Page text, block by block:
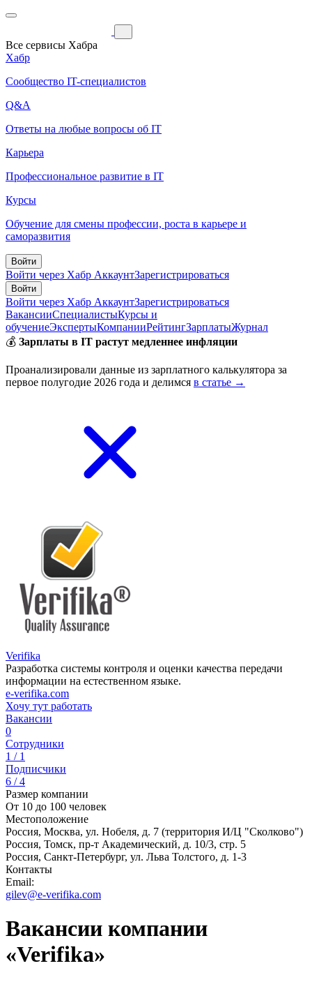
Все сервисы Хабра
Хабр
Сообщество IT-специалистов
Q&A
Ответы на любые вопросы об IT
Карьера
Профессиональное развитие в IT
Курсы
Обучение для смены профессии, роста в карьере и
саморазвития
Войти
Войти через Хабр АккаунтЗарегистрироваться
Войти
Войти через Хабр АккаунтЗарегистрироваться
ВакансииСпециалистыКурсы и
обучениеЭкспертыКомпанииРейтингЗарплатыЖурнал
💰 Зарплаты в IT растут медленнее инфляции
Проанализировали данные из зарплатного калькулятора за
первое полугодие 2026 года и делимся в статье →
Verifika
Разработка системы контроля и оценки качества передачи
информации на естественном языке.
e-verifika.com
Хочу тут работать
Вакансии
0
Сотрудники
1 / 1
Подписчики
6 / 4
Размер компании
От 10 до 100 человек
Местоположение
Россия, Москва, ул. Нобеля, д. 7 (территория И/Ц "Сколково")
Россия, Томск, пр-т Академический, д. 10/3, стр. 5
Россия, Санкт-Петербург, ул. Льва Толстого, д. 1-3
Контакты
Email:
gilev@e-verifika.com
Вакансии компании
«Verifika»